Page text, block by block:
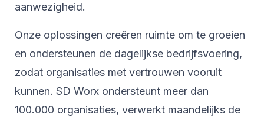
aanwezigheid.
Onze oplossingen creëren ruimte om te groeien
en ondersteunen de dagelijkse bedrijfsvoering,
zodat organisaties met vertrouwen vooruit
kunnen. SD Worx ondersteunt meer dan
100.000 organisaties, verwerkt maandelijks de